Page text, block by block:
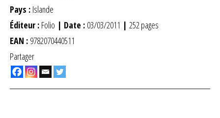
Pays : Islande
Éditeur : Folio | Date : 03/03/2011 | 252 pages
EAN : 9782070440511
Partager